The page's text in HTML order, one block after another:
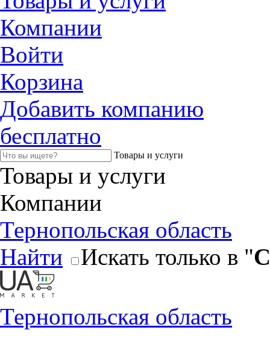
Компании
Войти
Корзина
Добавить компанию
бесплатно
Товары и услуги
Товары и услуги
Компании
Тернопольская область
Найти
Искать только в "
Тернопольская область